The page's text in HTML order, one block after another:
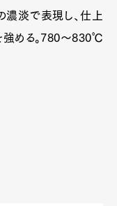
淡で表現し、仕上
強める。780〜830℃